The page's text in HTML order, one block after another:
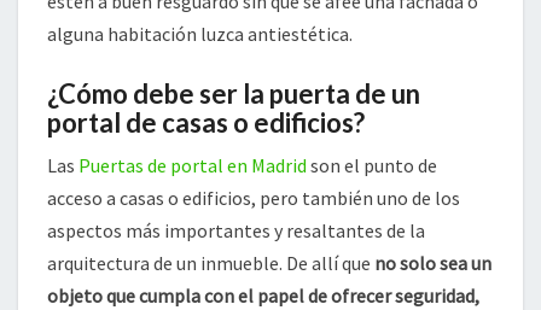
alguna habitación luzca antiestética.
¿Cómo debe ser la puerta de un
portal de casas o edificios?
Las Puertas de portal en Madrid son el punto de
acceso a casas o edificios, pero también uno de los
aspectos más importantes y resaltantes de la
arquitectura de un inmueble. De allí que no solo sea un
objeto que cumpla con el papel de ofrecer seguridad,